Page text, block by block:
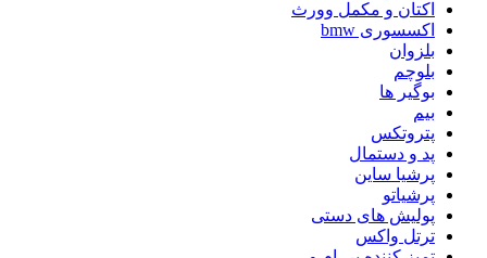
اکتان و مکمل وورث
اکسسوری bmw
بلزوان
بلوچم
بوگیر ها
بیم
پتروتکس
پد و دستمال
پرشیا ساین
پرشیاتو
پولیش های دستی
ترتل واکس